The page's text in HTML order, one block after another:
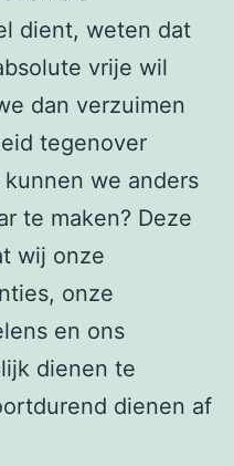
dient, weten dat
vrije wil
dan verzuimen
tegenover
we anders
te maken? Deze
wij onze
onze
en ons
dienen te
dienen af